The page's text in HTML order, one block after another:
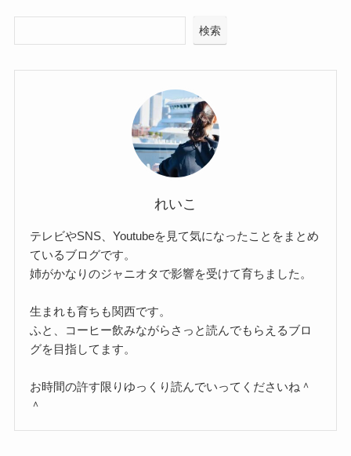
検索
れいこ
テレビやSNS、Youtubeを見て気になったことをまとめ
ているブログです。
姉がかなりのジャニオタで影響を受けて育ちました。
生まれも育ちも関西です。
ふと、コーヒー飲みながらさっと読んでもらえるブロ
グを目指してます。
お時間の許す限りゆっくり読んでいってくださいね＾
＾